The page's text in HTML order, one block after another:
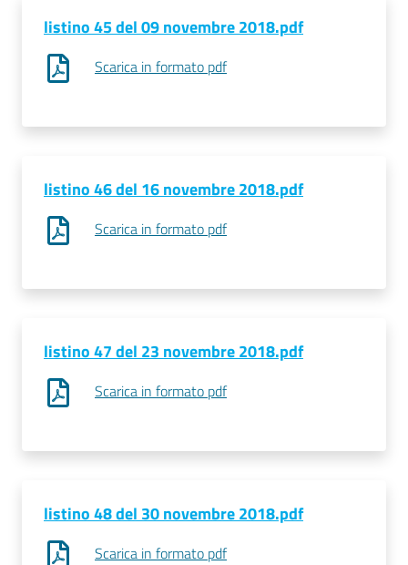
listino 45 del 09 novembre 2018.pdf
Scarica in formato pdf
listino 46 del 16 novembre 2018.pdf
Scarica in formato pdf
listino 47 del 23 novembre 2018.pdf
Scarica in formato pdf
listino 48 del 30 novembre 2018.pdf
Scarica in formato pdf